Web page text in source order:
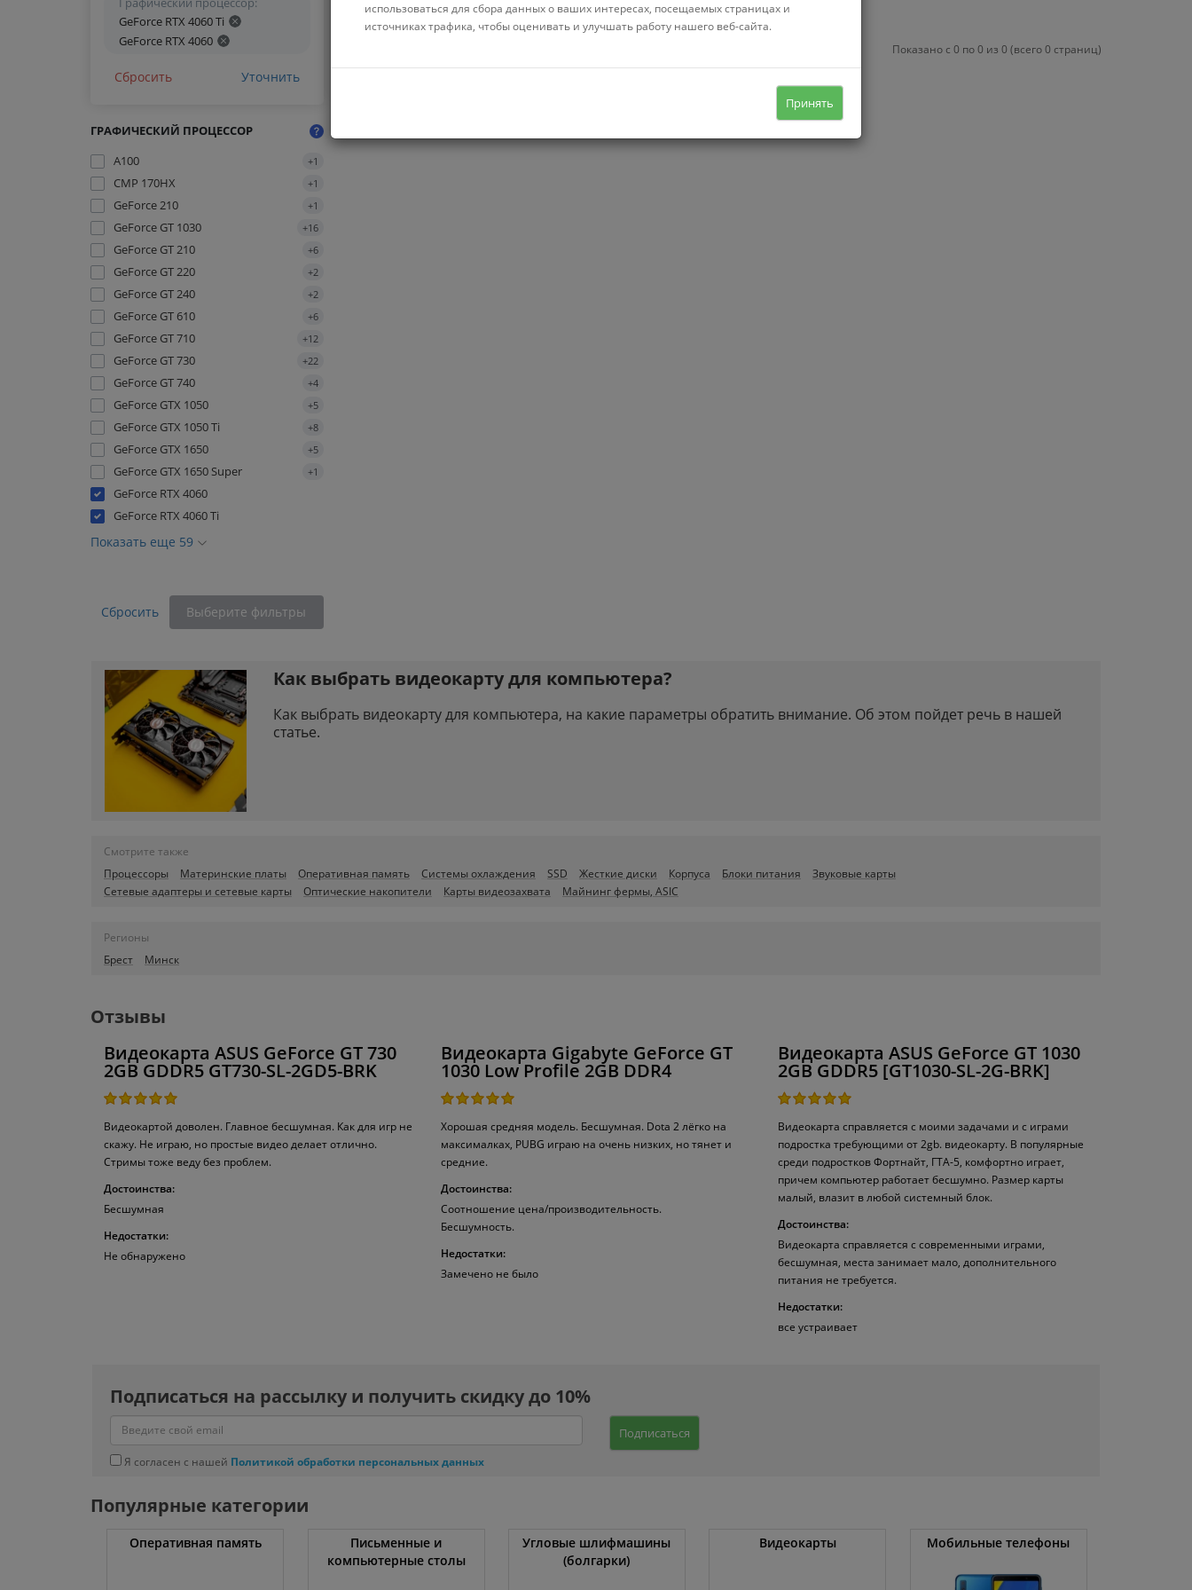
GeForce RTX 4060 Ti
GeForce RTX 4060
Сбросить Уточнить
ГРАФИЧЕСКИЙ ПРОЦЕССОР
A100
+1
CMP 170HX +1
GeForce 210 +1
GeForce GT 1030 +16
GeForce GT 210 +6
GeForce GT 220 +2
GeForce GT 240 +2
GeForce GT 610 +6
GeForce GT 710 +12
GeForce GT 730 +22
GeForce GT 740 +4
GeForce GTX 1050 +5
GeForce GTX 1050 Ti +8
GeForce GTX 1650 +5
GeForce GTX 1650 Super +1
GeForce RTX 4060
GeForce RTX 4060 Ti
Показать еще 59
Сбросить Выберите фильтры
Сортировать: Популярные
Показано с 0 по 0 из 0 (всего 0 страниц)
Как выбрать видеокарту для компьютера?
Как выбрать видеокарту для компьютера, на какие параметры обратить внимание. Об этом пойдет речь в нашей
статье.
Смотрите также
Процессоры
Материнские платы Оперативная память Системы охлаждения SSD Жесткие диски Корпуса Блоки питания
Звуковые карты
Сетевые адаптеры и сетевые карты
Оптические накопители Карты видеозахвата Майнинг фермы, ASIC
Регионы
Брест
Минск
Отзывы
Видеокарта ASUS GeForce GT 730
2GB GDDR5 GT730-SL-2GD5-BRK
Видеокартой доволен. Главное бесшумная. Как для игр не
скажу. Не играю, но простые видео делает отлично.
Стримы тоже веду без проблем.
Достоинства:
Бесшумная
Недостатки:
Не обнаружено
Видеокарта Gigabyte GeForce GT
1030 Low Profile 2GB DDR4
Хорошая средняя модель. Бесшумная. Dota 2 лёгко на
максималках, PUBG играю на очень низких, но тянет и
средние.
Достоинства:
Соотношение цена/производительность.
Бесшумность.
Недостатки:
Замечено не было
Видеокарта ASUS GeForce GT 1030
2GB GDDR5 [GT1030-SL-2G-BRK]
Видеокарта справляется с моими задачами и с играми
подростка требующими от 2gb. видеокарту. В популярные
среди подростков Фортнайт, ГТА-5, комфортно играет,
причем компьютер работает бесшумно. Размер карты
малый, влазит в любой системный блок.
Достоинства:
Видеокарта справляется с современными играми,
бесшумная, места занимает мало, дополнительного
питания не требуется.
Недостатки:
все устраивает
Подписаться на рассылку и получить скидку до 10%
Подписаться
Я согласен с нашей Политикой обработки персональных данных
Популярные категории
Оперативная память
Письменные и
компьютерные столы
Угловые шлифмашины
(болгарки)
Видеокарты Мобильные телефоны
использоваться для сбора данных о ваших интересах, посещаемых страницах и
источниках трафика, чтобы оценивать и улучшать работу нашего веб-сайта.
Принять